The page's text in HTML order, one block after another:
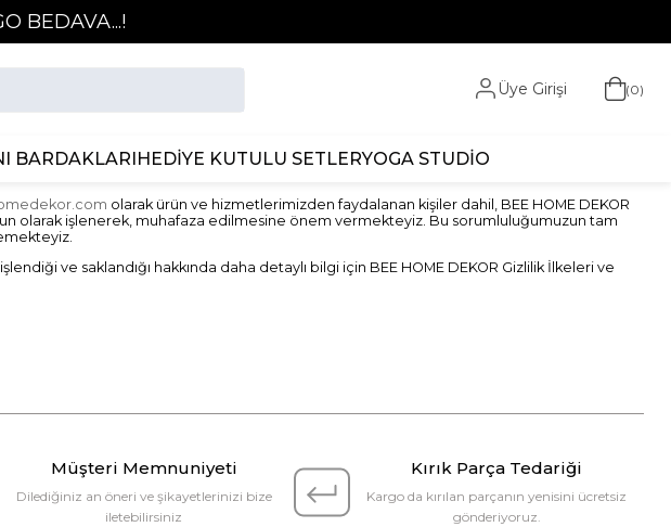
BEDAVA...!
Üye Girişi 0
BARDAKLARIHEDİYE KUTULU SETLERYOGA STUDİO
olarak ürün ve hizmetlerimizden faydalanan kişiler dahil, BEE HOME DEKOR
olarak işlenerek, muhafaza edilmesine önem vermekteyiz. Bu sorumluluğumuzun tam
ve saklandığı hakkında daha detaylı bilgi için BEE HOME DEKOR Gizlilik İlkeleri ve
Müşteri Memnuniyeti
Dilediğiniz an öneri ve şikayetlerinizi bize
iletebilirsiniz
Kırık Parça Tedariği
Kargo da kırılan parçanın yenisini ücretsiz
gönderiyoruz.